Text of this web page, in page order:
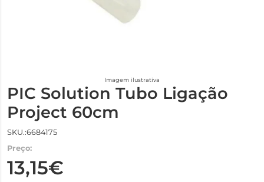
Imagem ilustrativa
PIC Solution Tubo Ligação
Project 60cm
SKU.:6684175
Preço:
13,15€